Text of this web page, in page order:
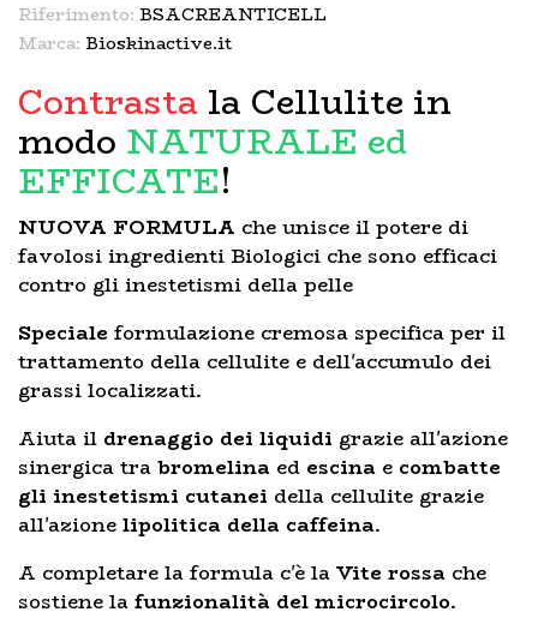
Riferimento: BSACREANTICELL
Marca: Bioskinactive.it
Contrasta la Cellulite in
modo NATURALE ed
EFFICATE!
NUOVA FORMULA che unisce il potere di
favolosi ingredienti Biologici che sono efficaci
contro gli inestetismi della pelle
Speciale formulazione cremosa specifica per il
trattamento della cellulite e dell'accumulo dei
grassi localizzati.
Aiuta il drenaggio dei liquidi grazie all'azione
sinergica tra bromelina ed escina e combatte
gli inestetismi cutanei della cellulite grazie
all'azione lipolitica della caffeina.
A completare la formula c'è la Vite rossa che
sostiene la funzionalità del microcircolo.